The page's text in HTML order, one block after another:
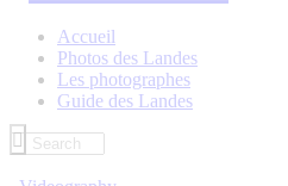
Accueil
Photos des Landes
Les photographes
Guide des Landes